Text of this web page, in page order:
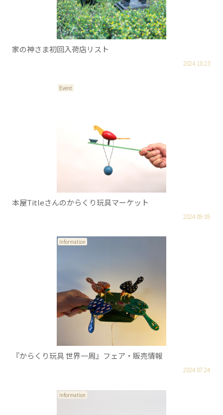
家の神さま初回入荷店リスト
2024.10.23
Event
本屋Titleさんのからくり玩具マーケット
2024.09.05
Information
『からくり玩具 世界一周』フェア・販売情報
2024.07.24
Information